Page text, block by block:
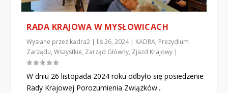
RADA KRAJOWA W MYSŁOWICACH
Wysłane przez kadra2 | lis 26, 2024| KADRA, Prezydium
Zarządu,Wszystkie, Zarząd Główny, Zjazd Krajowy |
W dniu 26 listopada 2024 roku odbyło się posiedzenie
Rady Krajowej Porozumienia Związków...